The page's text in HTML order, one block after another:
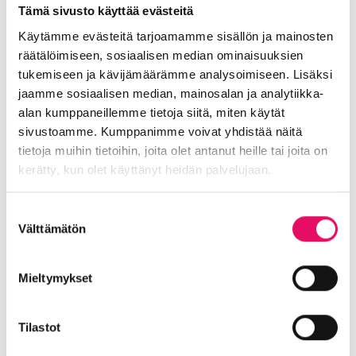
Tämä sivusto käyttää evästeitä
Käytämme evästeitä tarjoamamme sisällön ja mainosten
räätälöimiseen, sosiaalisen median ominaisuuksien
tukemiseen ja kävijämäärämme analysoimiseen. Lisäksi
jaamme sosiaalisen median, mainosalan ja analytiikka-
alan kumppaneillemme tietoja siitä, miten käytät
sivustoamme. Kumppanimme voivat yhdistää näitä
tietoja muihin tietoihin, joita olet antanut heille tai joita on
kerätty, kun olet käyttänyt heidän palvelujaan.
valinta
Välttämätön
Mieltymykset
Tilastot
Tutustu ohjelmaan, rekisteröidy ja nappaa
keikkaliput osoitteestamarsfestivaali.fi.
Jaa artikkeli
somessa
Siirry Uutiset-sivulle
Uutiskategoriat
Blogi Digitalisaatio
Ekosysteemi
Liiketoiminnan valmennukset
Tallenteet
Yrittäjätarinat